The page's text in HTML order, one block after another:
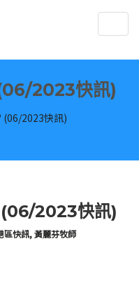
2023快訊)
2023快訊)
2023快訊)
區快訊,黃麗芬牧師